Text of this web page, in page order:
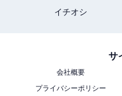
イチオシ
サ
会社概要
プライバシーポリシー